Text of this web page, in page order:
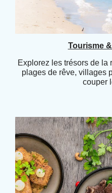
Tourisme
Explorez les trésors de la
plages de rêve, villages
couper